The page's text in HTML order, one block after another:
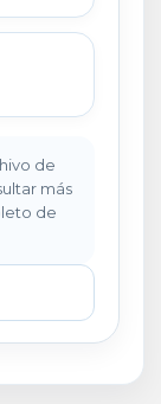
de
más
de